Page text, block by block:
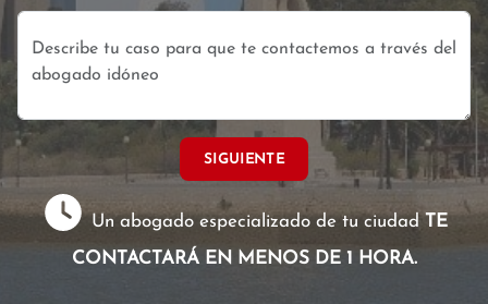
SIGUIENTE
Un abogado especializado de tu ciudad TE
CONTACTARÁ EN MENOS DE 1 HORA.